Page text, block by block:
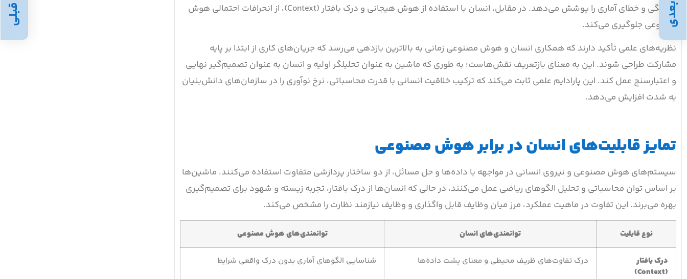
قبلی بعدی
خستگی و خطای آماری را پوشش می‌دهد. در مقابل، انسان با استفاده از هوش هیجانی و درک بافتار (Context)، از انحرافات احتمالی هوش
مصنوعی جلوگیری می‌کند.
نظریه‌های علمی تأکید دارند که همکاری انسان و هوش مصنوعی زمانی به بالاترین بازدهی می‌رسد که جریان‌های کاری از ابتدا بر پایه
مشارکت طراحی شوند. این به معنای بازتعریف نقش‌هاست؛ به طوری که ماشین به عنوان تحلیلگر اولیه و انسان به عنوان تصمیم‌گیر نهایی
و اعتبارسنج عمل کند. این پارادایم علمی ثابت می‌کند که ترکیب خلاقیت انسانی با قدرت محاسباتی، نرخ نوآوری را در سازمان‌های دانش‌بنیان
به شدت افزایش می‌دهد.
تمایز قابلیت‌های انسان در برابر هوش مصنوعی
سیستم‌های هوش مصنوعی و نیروی انسانی در مواجهه با داده‌ها و حل مسائل، از دو ساختار پردازشی متفاوت استفاده می‌کنند. ماشین‌ها
بر اساس توان محاسباتی و تحلیل الگوهای ریاضی عمل می‌کنند، در حالی که انسان‌ها از درک بافتار، تجربه زیسته و شهود برای تصمیم‌گیری
بهره می‌برند. این تفاوت در ماهیت عملکرد، مرز میان وظایف قابل واگذاری و وظایف نیازمند نظارت را مشخص می‌کند.
نوع قابلیت توانمندی‌های انسان توانمندی‌های هوش مصنوعی
درک بافتار
(Context)
درک تفاوت‌های ظریف محیطی و معنای پشت داده‌ها شناسایی الگوهای آماری بدون درک واقعی شرایط